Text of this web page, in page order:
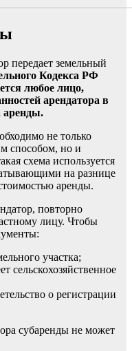
передает земельный
Кодекса РФ
любое лицо,
арендатора в
аренды.
не только
способом, но и
схема используется
на разнице
аренды.
повторно
лицу. Чтобы
участка;
сельскохозяйственное
о регистрации
субаренды не может